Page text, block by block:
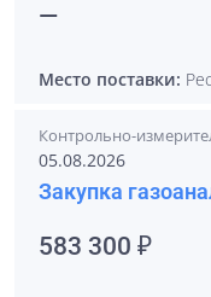
—
Место поставки:
Контрольно-
05.08.2026
Закупка
583 300 ₽